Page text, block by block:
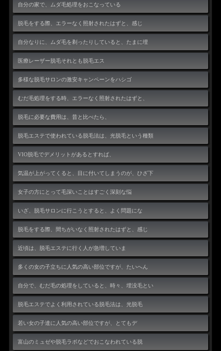
自分の家で、ムダ毛処理をおこなっている
脱毛をする際、エラーなく照射されたはずと、感じ
自分なりに、ムダ毛を剃ったりしていると、たまに埋
医療レーザー脱毛それとも脱毛エス
多様な脱毛サロンの激安キャンペーンをハシゴ
むだ毛処理をする時、エラーなく照射されたはずと、
脱毛に必要な費用は、昔と比べたら、
脱毛エステで使われている脱毛法は、光脱毛という種類
VIO脱毛でデメリットがあるとすれば、
気温が上がってくると、目に付いてしまうのが、ひざ下
女子の方にとって毛深いことはすごく深刻な悩
いざ、脱毛サロンに行こうとすると、よく問題にな
脱毛をする際、間ちがいなく照射されたはずと、感じ
近頃は、脱毛エステに行く人が急増していま
多くの女の子立ちに人気の高い部位ですが、たいへん
自分で、むだ毛の処理をしていると、時々、埋没毛とい
脱毛エステでよく利用されている脱毛法は、光脱毛
若い女の子達に人気の高い部位ですが、とてもデ
富山のミュゼや脱毛ラボなどでおこなわれている脱